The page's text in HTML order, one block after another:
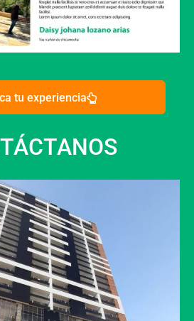
tu experiencia